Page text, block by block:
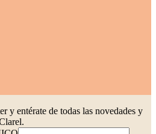
y entérate de todas las novedades y